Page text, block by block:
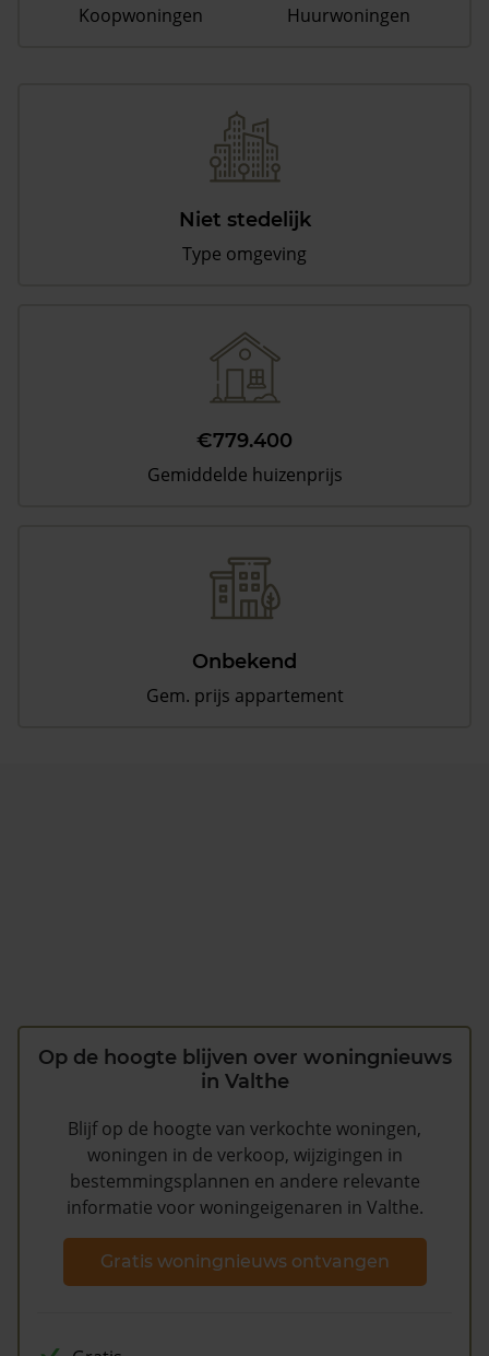
Koopwoningen
Huurwoningen
Niet stedelijk
Type omgeving
€779.400
Gemiddelde huizenprijs
Onbekend
Gem. prijs appartement
Op de hoogte blijven over woningnieuws
in Valthe
Blijf op de hoogte van verkochte woningen,
woningen in de verkoop, wijzigingen in
bestemmingsplannen en andere relevante
informatie voor woningeigenaren in Valthe.
Gratis woningnieuws ontvangen